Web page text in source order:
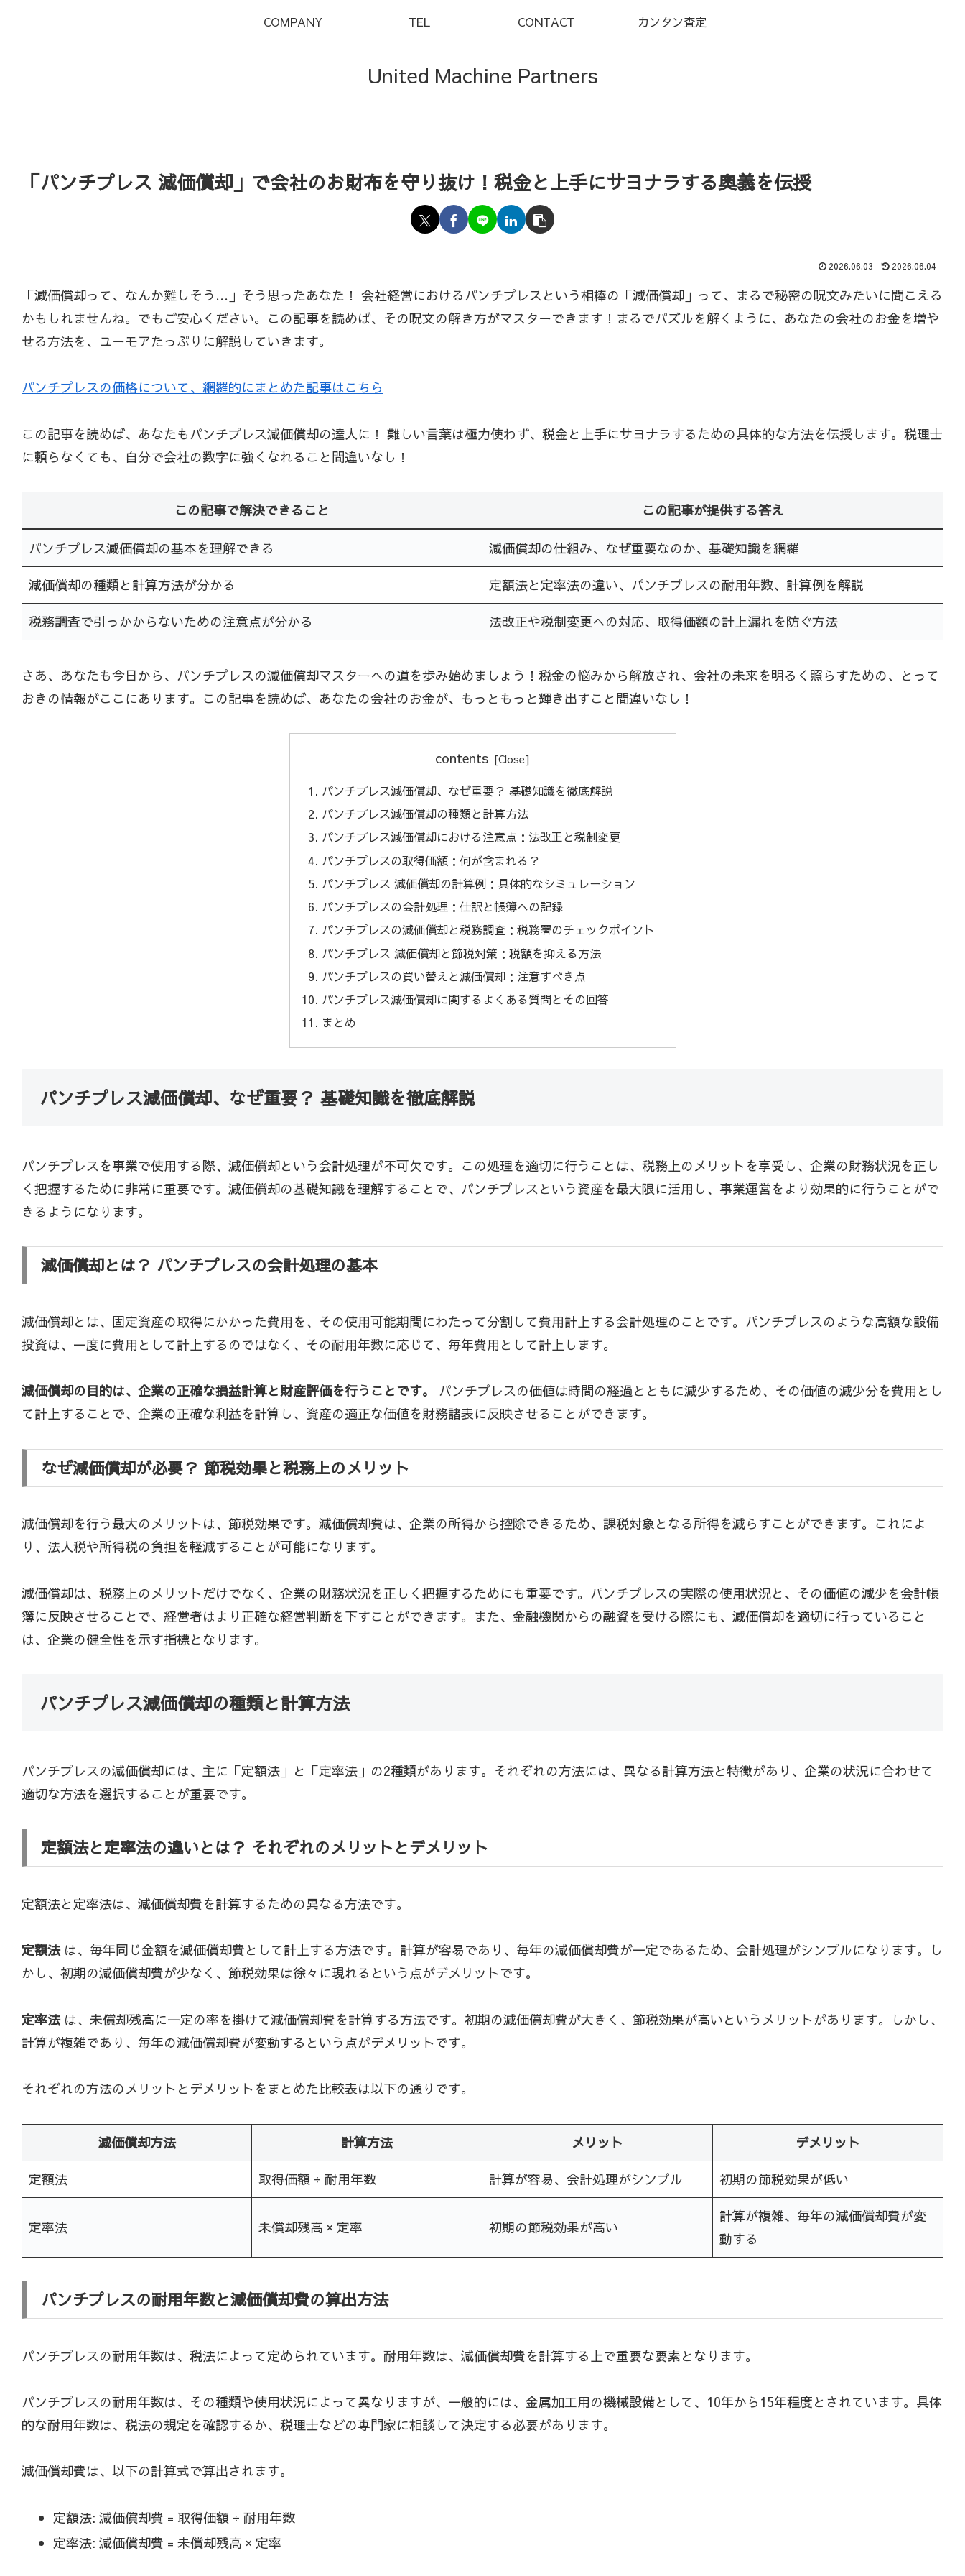
United Machine Partners
COMPANY TEL CONTACT カンタン査定
「パンチプレス 減価償却」で会社のお財布を守り抜け！税金と上手にサヨナラする奥義を伝授
2026.06.03 2026.06.04
「減価償却って、なんか難しそう…」そう思ったあなた！ 会社経営におけるパンチプレスという相棒の「減価償却」って、まるで秘密の呪文みたいに聞こえる
かもしれませんね。でもご安心ください。この記事を読めば、その呪文の解き方がマスターできます！まるでパズルを解くように、あなたの会社のお金を増や
せる方法を、ユーモアたっぷりに解説していきます。
パンチプレスの価格について、網羅的にまとめた記事はこちら
この記事を読めば、あなたもパンチプレス減価償却の達人に！ 難しい言葉は極力使わず、税金と上手にサヨナラするための具体的な方法を伝授します。税理士
に頼らなくても、自分で会社の数字に強くなれること間違いなし！
この記事で解決できること この記事が提供する答え
パンチプレス減価償却の基本を理解できる 減価償却の仕組み、なぜ重要なのか、基礎知識を網羅
減価償却の種類と計算方法が分かる 定額法と定率法の違い、パンチプレスの耐用年数、計算例を解説
税務調査で引っかからないための注意点が分かる 法改正や税制変更への対応、取得価額の計上漏れを防ぐ方法
さあ、あなたも今日から、パンチプレスの減価償却マスターへの道を歩み始めましょう！税金の悩みから解放され、会社の未来を明るく照らすための、とって
おきの情報がここにあります。この記事を読めば、あなたの会社のお金が、もっともっと輝き出すこと間違いなし！
contents
パンチプレス減価償却、なぜ重要？ 基礎知識を徹底解説
パンチプレス減価償却の種類と計算方法
パンチプレス減価償却における注意点：法改正と税制変更
パンチプレスの取得価額：何が含まれる？
パンチプレス 減価償却の計算例：具体的なシミュレーション
パンチプレスの会計処理：仕訳と帳簿への記録
パンチプレスの減価償却と税務調査：税務署のチェックポイント
パンチプレス 減価償却と節税対策：税額を抑える方法
パンチプレスの買い替えと減価償却：注意すべき点
パンチプレス減価償却に関するよくある質問とその回答
まとめ
パンチプレス減価償却、なぜ重要？ 基礎知識を徹底解説
パンチプレスを事業で使用する際、減価償却という会計処理が不可欠です。この処理を適切に行うことは、税務上のメリットを享受し、企業の財務状況を正し
く把握するために非常に重要です。減価償却の基礎知識を理解することで、パンチプレスという資産を最大限に活用し、事業運営をより効果的に行うことがで
きるようになります。
減価償却とは？ パンチプレスの会計処理の基本
減価償却とは、固定資産の取得にかかった費用を、その使用可能期間にわたって分割して費用計上する会計処理のことです。パンチプレスのような高額な設備
投資は、一度に費用として計上するのではなく、その耐用年数に応じて、毎年費用として計上します。
減価償却の目的は、企業の正確な損益計算と財産評価を行うことです。
パンチプレスの価値は時間の経過とともに減少するため、その価値の減少分を費用とし
て計上することで、企業の正確な利益を計算し、資産の適正な価値を財務諸表に反映させることができます。
なぜ減価償却が必要？ 節税効果と税務上のメリット
減価償却を行う最大のメリットは、節税効果です。減価償却費は、企業の所得から控除できるため、課税対象となる所得を減らすことができます。これによ
り、法人税や所得税の負担を軽減することが可能になります。
減価償却は、税務上のメリットだけでなく、企業の財務状況を正しく把握するためにも重要です。パンチプレスの実際の使用状況と、その価値の減少を会計帳
簿に反映させることで、経営者はより正確な経営判断を下すことができます。また、金融機関からの融資を受ける際にも、減価償却を適切に行っていること
は、企業の健全性を示す指標となります。
パンチプレス減価償却の種類と計算方法
パンチプレスの減価償却には、主に「定額法」と「定率法」の2種類があります。それぞれの方法には、異なる計算方法と特徴があり、企業の状況に合わせて
適切な方法を選択することが重要です。
定額法と定率法の違いとは？ それぞれのメリットとデメリット
定額法と定率法は、減価償却費を計算するための異なる方法です。
定額法は、毎年同じ金額を減価償却費として計上する方法です。計算が容易であり、毎年の減価償却費が一定であるため、会計処理がシンプルになります。し
かし、初期の減価償却費が少なく、節税効果は徐々に現れるという点がデメリットです。
定率法は、未償却残高に一定の率を掛けて減価償却費を計算する方法です。初期の減価償却費が大きく、節税効果が高いというメリットがあります。しかし、
計算が複雑であり、毎年の減価償却費が変動するという点がデメリットです。
それぞれの方法のメリットとデメリットをまとめた比較表は以下の通りです。
減価償却方法 計算方法 メリット デメリット
定額法 取得価額 ÷ 耐用年数 計算が容易、会計処理がシンプル 初期の節税効果が低い
定率法 未償却残高 × 定率 初期の節税効果が高い
計算が複雑、毎年の減価償却費が変
動する
パンチプレスの耐用年数と減価償却費の算出方法
パンチプレスの耐用年数は、税法によって定められています。耐用年数は、減価償却費を計算する上で重要な要素となります。
パンチプレスの耐用年数は、その種類や使用状況によって異なりますが、一般的には、金属加工用の機械設備として、10年から15年程度とされています。具体
的な耐用年数は、税法の規定を確認するか、税理士などの専門家に相談して決定する必要があります。
減価償却費は、以下の計算式で算出されます。
定額法: 減価償却費 = 取得価額 ÷ 耐用年数
定率法: 減価償却費 = 未償却残高 × 定率